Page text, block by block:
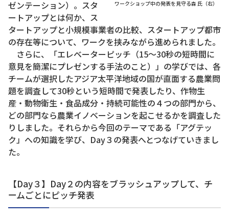
ワークショップ中の発表を見守る森 氏（右）
ゼンテーション）。スタ
ートアップとは何か、ス
タートアップと小規模事業者の比較、スタートアップ都市
の存在等について、ワークを挟みながら進められました。
さらに、「エレベーターピッチ（15〜30秒の短時間に
意見を簡潔にプレゼンする手法のこと）」の学びでは、各
チームが選択したアジア太平洋地域の国が直面する農業問
題を調査して30秒という短時間で発表したり、作物生
産・動物衛生・食品成分・持続可能性の４つの部門から、
どの部門なら農業イノベーションを起こせるかを調査した
りしました。それらから今回のテーマである「アグテッ
ク」への知識を学び、Day３の発表へとつなげていきまし
た。
【Day３】Day２の内容をブラッシュアップして、チ
ームごとにピッチ発表